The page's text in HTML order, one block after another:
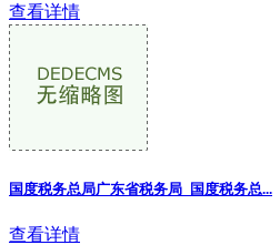
查看详情
国度税务总局广东省税务局 国度税务总...
查看详情